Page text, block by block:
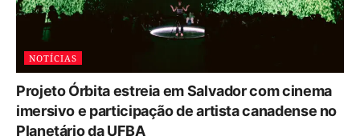
NOTÍCIAS
Projeto Órbita estreia em Salvador com cinema
imersivo e participação de artista canadense no
Planetário da UFBA